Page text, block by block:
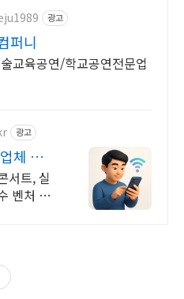
광고
퍼니
교육공연/학교공연전문업
광고
체 설계
서트, 실
벤처 기